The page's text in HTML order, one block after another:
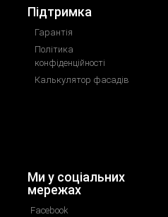
Підтримка
Гарантія
Політика
конфіденційності
Калькулятор фасадів
Ми у соціальних
мережах
Facebook